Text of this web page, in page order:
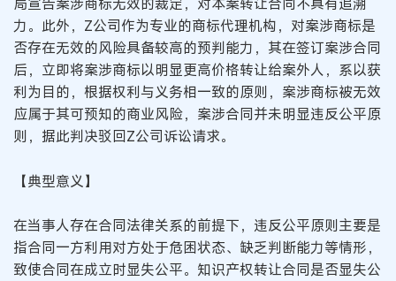
力。此外，Z公司作为专业的商标代理机构，对案涉商标是
否存在无效的风险具备较高的预判能力，其在签订案涉合同
后，立即将案涉商标以明显更高价格转让给案外人，系以获
利为目的，根据权利与义务相一致的原则，案涉商标被无效
应属于其可预知的商业风险，案涉合同并未明显违反公平原
则，据此判决驳回Z公司诉讼请求。
【典型意义】
在当事人存在合同法律关系的前提下，违反公平原则主要是
指合同一方利用对方处于危困状态、缺乏判断能力等情形，
致使合同在成立时显失公平。知识产权转让合同是否显失公